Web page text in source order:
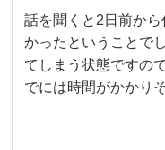
話を聞くと2日前か
かったということで
てしまう状態ですの
でには時間がかかり